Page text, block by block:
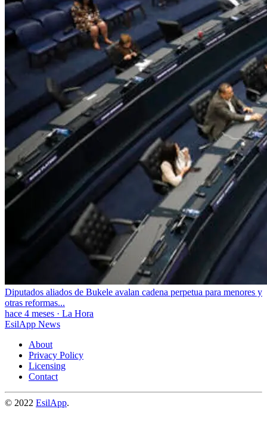
Diputados aliados de Bukele avalan cadena perpetua para menores y
otras reformas...
hace 4 meses · La Hora
EsilApp News
About
Privacy Policy
Licensing
Contact
© 2022 EsilApp.